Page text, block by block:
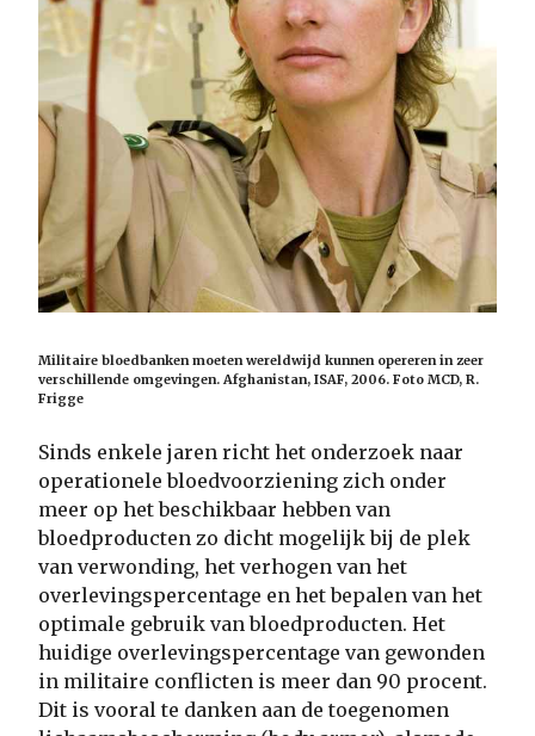
Militaire bloedbanken moeten wereldwijd kunnen opereren in zeer
verschillende omgevingen. Afghanistan, ISAF, 2006. Foto MCD, R.
Frigge
Sinds enkele jaren richt het onderzoek naar
operationele bloedvoorziening zich onder
meer op het beschikbaar hebben van
bloedproducten zo dicht mogelijk bij de plek
van verwonding, het verhogen van het
overlevingspercentage en het bepalen van het
optimale gebruik van bloedproducten. Het
huidige overlevingspercentage van gewonden
in militaire conflicten is meer dan 90 procent.
Dit is vooral te danken aan de toegenomen